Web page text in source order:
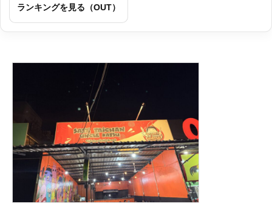
ランキングを見る（OUT）